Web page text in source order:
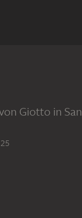
Giotto in San